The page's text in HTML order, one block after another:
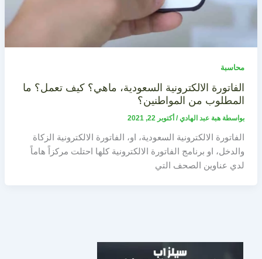
محاسبة
الفاتورة الالكترونية السعودية، ماهي؟ كيف تعمل؟ ما
المطلوب من المواطنين؟
بواسطة هبة عبد الهادي/ أكتوبر 22, 2021
الفاتورة الالكترونية السعودية، او، الفاتورة الالكترونية الزكاة
والدخل، او برنامج الفاتورة الالكترونية كلها احتلت مركزاً هاماً
لدي عناوين الصحف التي